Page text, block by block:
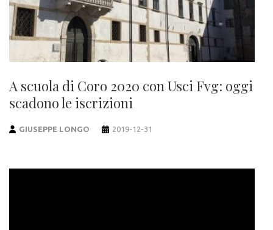
A scuola di Coro 2020 con Usci Fvg: oggi
scadono le iscrizioni
GIUSEPPE LONGO 2019-12-31